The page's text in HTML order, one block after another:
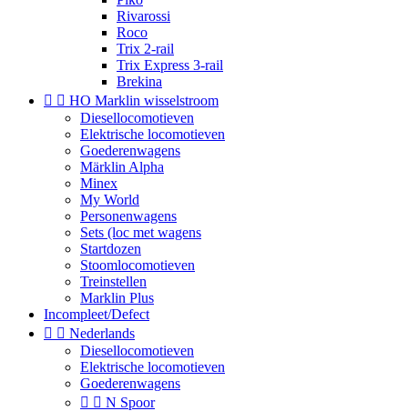
Rivarossi
Roco
Trix 2-rail
Trix Express 3-rail
Brekina
  HO Marklin wisselstroom
Diesellocomotieven
Elektrische locomotieven
Goederenwagens
Märklin Alpha
Minex
My World
Personenwagens
Sets (loc met wagens
Startdozen
Stoomlocomotieven
Treinstellen
Marklin Plus
Incompleet/Defect
  Nederlands
Diesellocomotieven
Elektrische locomotieven
Goederenwagens
  N Spoor